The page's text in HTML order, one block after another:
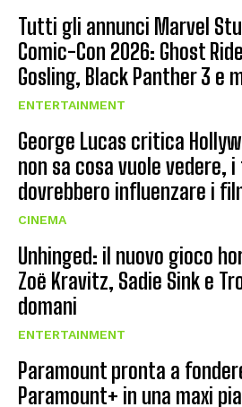
Tutti gli annunci Marvel
Comic-Con 2026: Ghost
Gosling, Black Panther 3 e
ENTERTAINMENT
George Lucas critica
non sa cosa vuole vedere, i
dovrebbero influenzare i
CINEMA
Unhinged: il nuovo gioco
Zoë Kravitz, Sadie Sink e
domani
ENTERTAINMENT
Paramount pronta a
Paramount+ in una maxi